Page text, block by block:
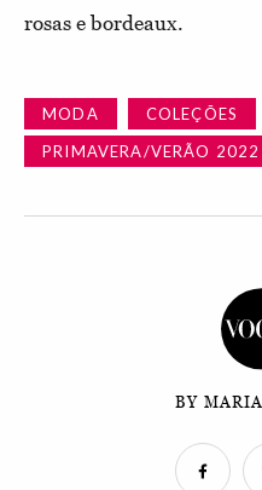
rosas e bordeaux.
MODA COLEÇÕES
PRIMAVERA/VERÃO 2022
BY